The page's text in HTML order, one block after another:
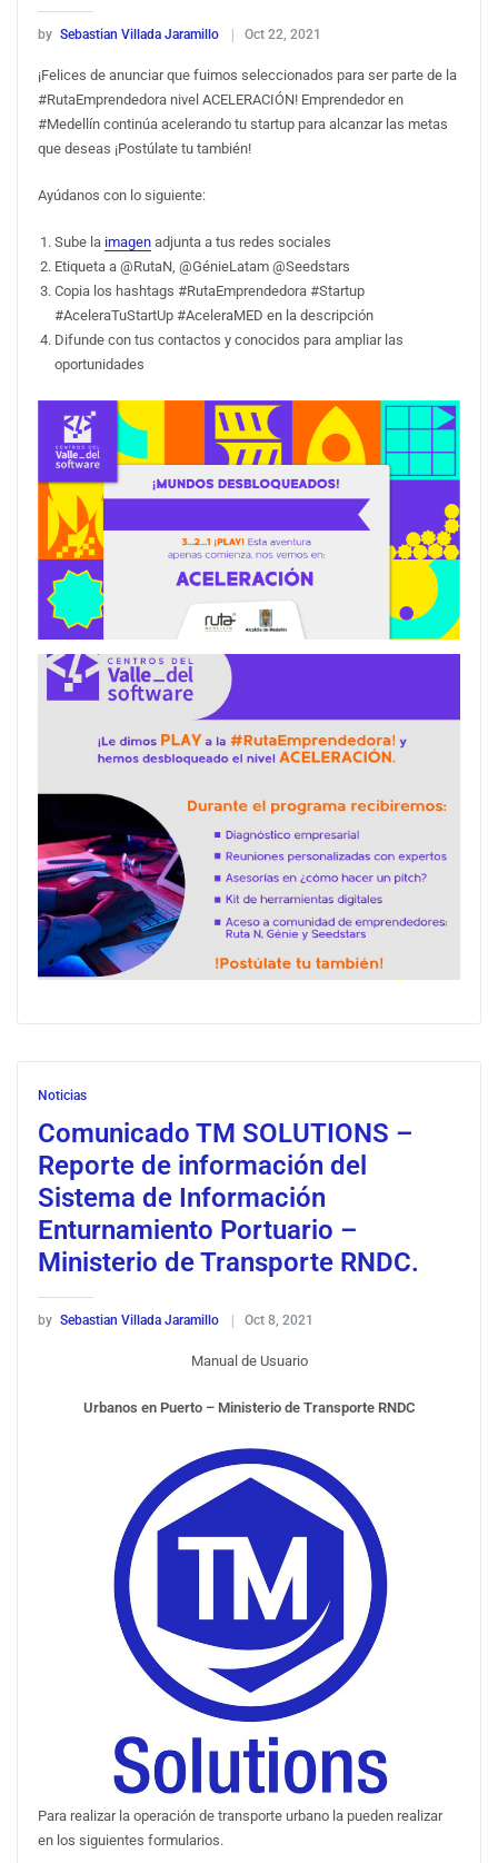
by Sebastian Villada Jaramillo Oct 22, 2021
¡Felices de anunciar que fuimos seleccionados para ser parte de la
#RutaEmprendedora nivel ACELERACIÓN! Emprendedor en
#Medellín continúa acelerando tu startup para alcanzar las metas
que deseas ¡Postúlate tu también!
Ayúdanos con lo siguiente:
Sube la imagenadjunta a tus redes sociales
Etiqueta a @RutaN, @GénieLatam @Seedstars
Copia los hashtags #RutaEmprendedora #Startup
#AceleraTuStartUp #AceleraMED en la descripción
Difunde con tus contactos y conocidos para ampliar las
oportunidades
Noticias
Comunicado TM SOLUTIONS –
Reporte de información del
Sistema de Información
Enturnamiento Portuario –
Ministerio de Transporte RNDC.
by Sebastian Villada Jaramillo Oct 8, 2021
Manual de Usuario
Urbanos en Puerto – Ministerio de Transporte RNDC
Para realizar la operación de transporte urbano la pueden realizar
en los siguientes formularios.